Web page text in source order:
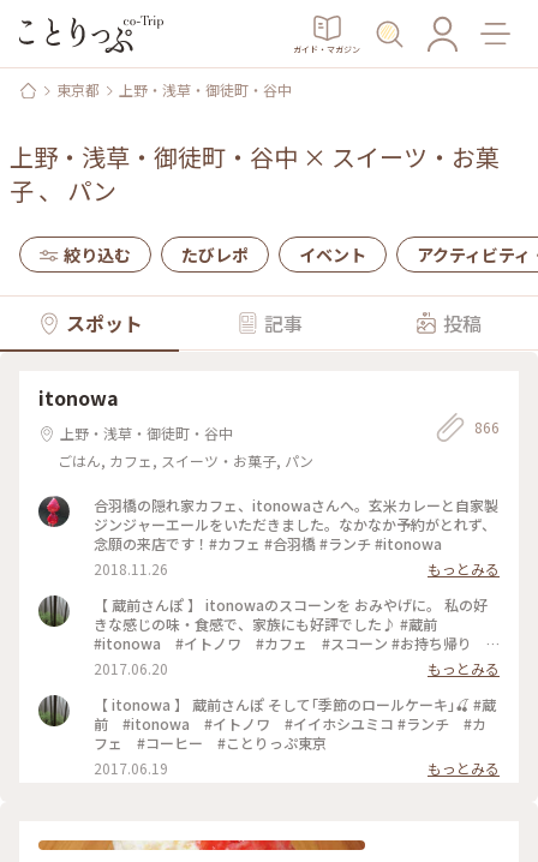
ガイド・マガジン
東京都 上野・浅草・御徒町・谷中
上野・浅草・御徒町・谷中 × スイーツ・お菓
子、 パン
絞り込む たびレポ イベント アクティビティ
スポット 記事 投稿
itonowa
上野・浅草・御徒町・谷中
ごはん, カフェ, スイーツ・お菓子, パン
866
合羽橋の隠れ家カフェ、itonowaさんへ。玄米カレーと自家製
ジンジャーエールをいただきました。なかなか予約がとれず、
念願の来店です！#カフェ #合羽橋 #ランチ #itonowa
2018.11.26
もっとみる
【 蔵前さんぽ 】 itonowaのスコーンを おみやげに。 私の好
きな感じの味・食感で、家族にも好評でした♪ #蔵前
#itonowa #イトノワ #カフェ #スコーン #お持ち帰り #
おみやげ
2017.06.20
もっとみる
【 itonowa 】 蔵前さんぽ そして｢季節のロールケーキ｣🍒 #蔵
前 #itonowa #イトノワ #イイホシユミコ #ランチ #カ
フェ #コーヒー #ことりっぷ東京
2017.06.19
もっとみる